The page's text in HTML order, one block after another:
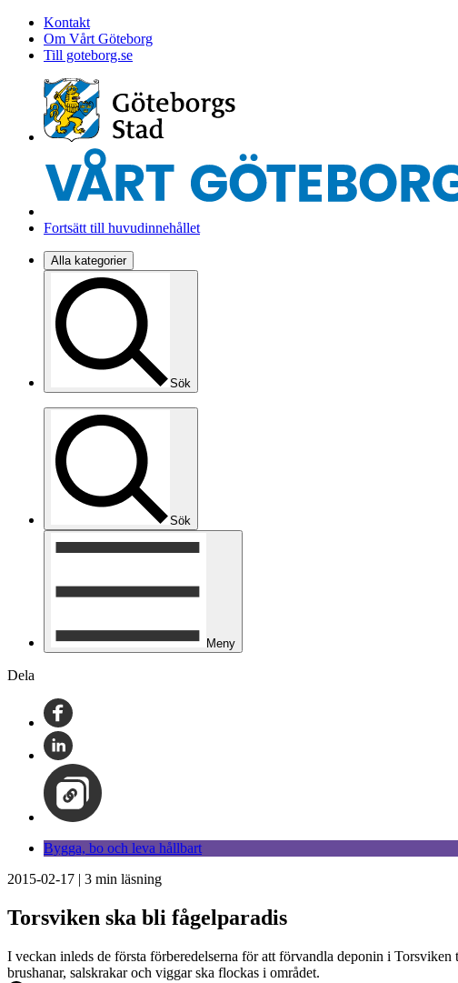
Kontakt
Om Vårt Göteborg
Till goteborg.se
Fortsätt till huvudinnehållet
Alla kategorier
Sök
Sök
Meny
Dela
Bygga, bo och leva hållbart
2015-02-17 | 3 min läsning
Torsviken ska bli fågelparadis
I veckan inleds de första förberedelserna för att förvandla deponin i
brushanar, salskrakar och viggar ska flockas i området.